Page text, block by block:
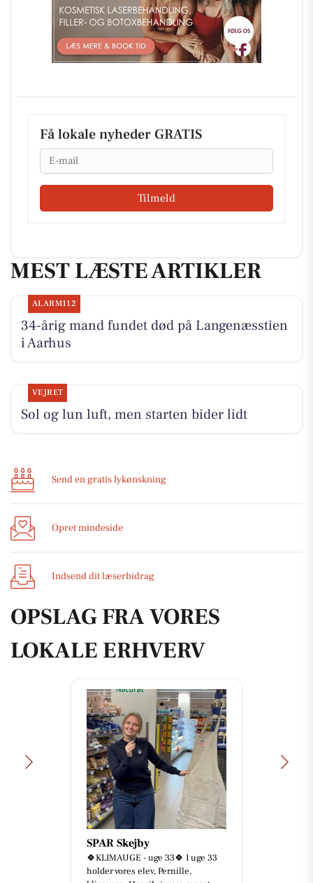
Få lokale nyheder GRATIS
Email
Tilmeld
MEST LÆSTE ARTIKLER
ALARM112
34-årig mand fundet død på Langenæsstien
i Aarhus
VEJRET
Sol og lun luft, men starten bider lidt
Send en gratis lykønskning
Opret mindeside
Indsend dit læserbidrag
OPSLAG FRA VORES
LOKALE ERHVERV
SPAR Skejby
🍀KLIMAUGE - uge 33🍀 I uge 33
holder vores elev, Pernille,